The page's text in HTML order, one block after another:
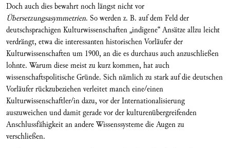
Doch auch dies bewahrt noch längst nicht vor
Übersetzungsasymmetrien. So werden z. B. auf dem Feld der
deutschsprachigen Kulturwissenschaften „indigene“ Ansätze allzu leicht
verdrängt, etwa die interessanten historischen Vorläufer der
Kulturwissenschaften um 1900, an die es durchaus auch anzuschließen
lohnte. Warum diese meist zu kurz kommen, hat auch
wissenschaftspolitische Gründe. Sich nämlich zu stark auf die deutschen
Vorläufer rückzubeziehen verleitet manch eine/einen
Kulturwissenschaftler/in dazu, vor der Internationalisierung
auszuweichen und damit gerade vor der kulturenübergreifenden
Anschlussfähigkeit an andere Wissenssysteme die Augen zu
verschließen.